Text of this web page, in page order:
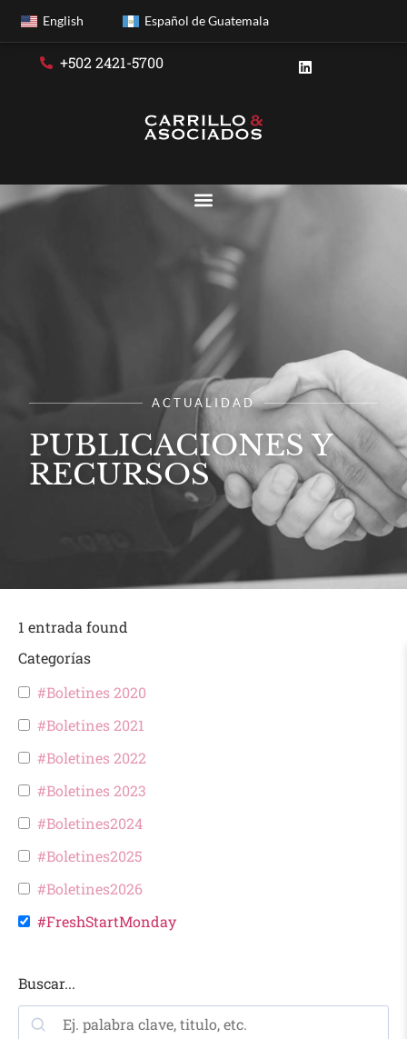
English Español de Guatemala
+502 2421-5700
ACTUALIDAD
PUBLICACIONES Y
RECURSOS
1 entrada found
Categorías
#Boletines 2020
#Boletines 2021
#Boletines 2022
#Boletines 2023
#Boletines2024
#Boletines2025
#Boletines2026
#FreshStartMonday
Buscar...